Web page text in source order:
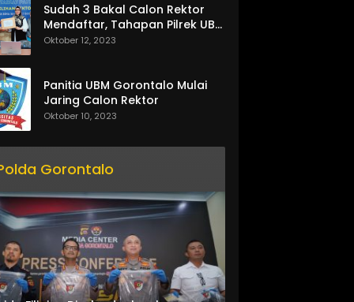
Sudah 3 Bakal Calon Rektor
Mendaftar, Tahapan Pilrek UBM
Gorontalo Makin Seru
Oktober 12, 2023
Panitia UBM Gorontalo Mulai
Jaring Calon Rektor
Oktober 10, 2023
Gorontalo